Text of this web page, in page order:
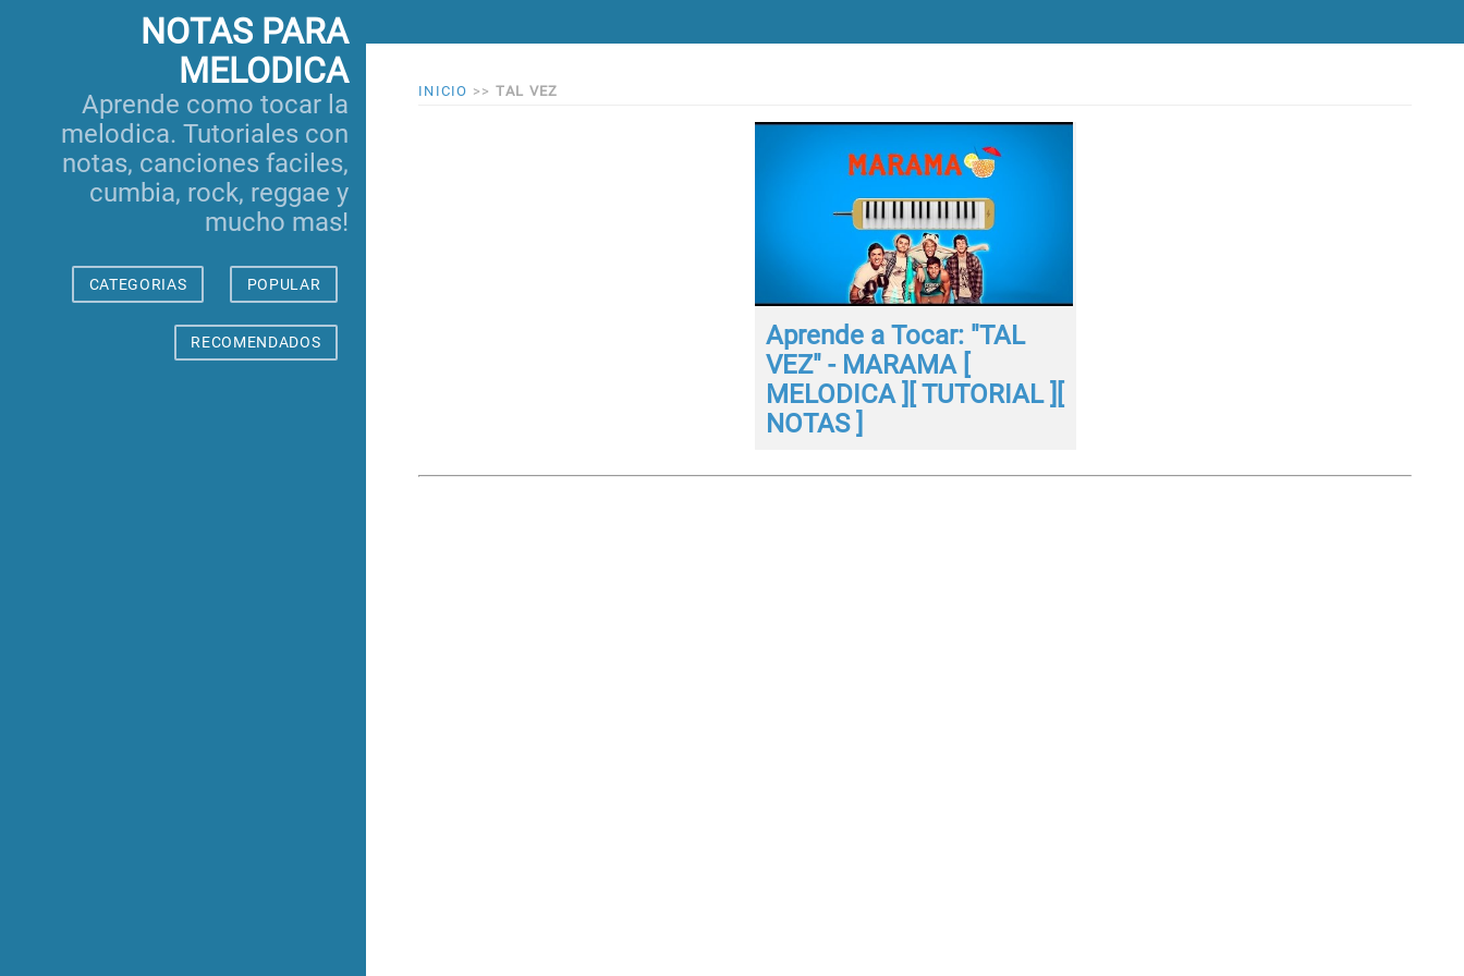
NOTAS PARA
MELODICA
Aprende como tocar la
melodica. Tutoriales con
notas, canciones faciles,
cumbia, rock, reggae y
mucho mas!
CATEGORIAS POPULAR
RECOMENDADOS
INICIO >> TAL VEZ
Aprende a Tocar: "TAL
VEZ" - MARAMA [
MELODICA ][ TUTORIAL ][
NOTAS ]